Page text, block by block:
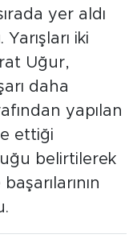
yer aldı
iki
Uğur,
daha
yapılan
ettiği
belirtilerek